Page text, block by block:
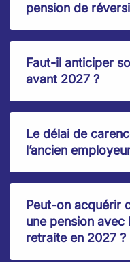
pension de
Faut-il anticiper
avant 2027 ?
Le délai de
l’ancien
Peut-on acquérir
une pension avec
retraite en 2027 ?